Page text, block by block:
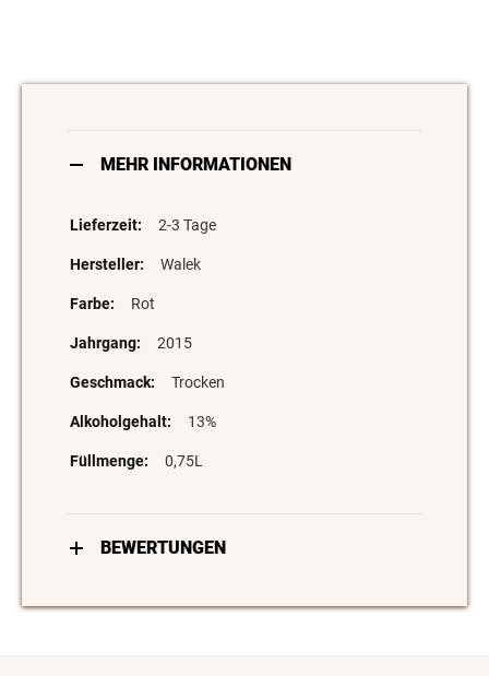
MEHR INFORMATIONEN
2-3 Tage
Walek
Rot
2015
Trocken
13%
0,75L
BEWERTUNGEN